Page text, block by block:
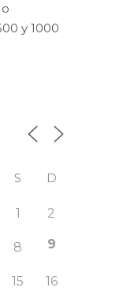
y 1000
S D
1 2
8 9
15 16